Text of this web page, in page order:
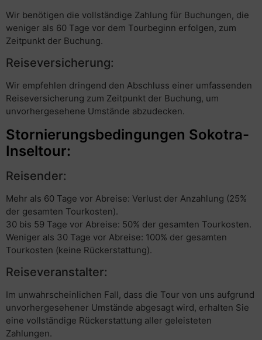
Wir benötigen die vollständige Zahlung für Buchungen, die
weniger als 60 Tage vor dem Tourbeginn erfolgen, zum
Zeitpunkt der Buchung.
Reiseversicherung:
Wir empfehlen dringend den Abschluss einer umfassenden
Reiseversicherung zum Zeitpunkt der Buchung, um
unvorhergesehene Umstände abzudecken.
Stornierungsbedingungen Sokotra-
Inseltour:
Reisender:
Mehr als 60 Tage vor Abreise: Verlust der Anzahlung (25%
der gesamten Tourkosten).
30 bis 59 Tage vor Abreise: 50% der gesamten Tourkosten.
Weniger als 30 Tage vor Abreise: 100% der gesamten
Tourkosten (keine Rückerstattung).
Reiseveranstalter:
Im unwahrscheinlichen Fall, dass die Tour von uns aufgrund
unvorhergesehener Umstände abgesagt wird, erhalten Sie
eine vollständige Rückerstattung aller geleisteten
Zahlungen.